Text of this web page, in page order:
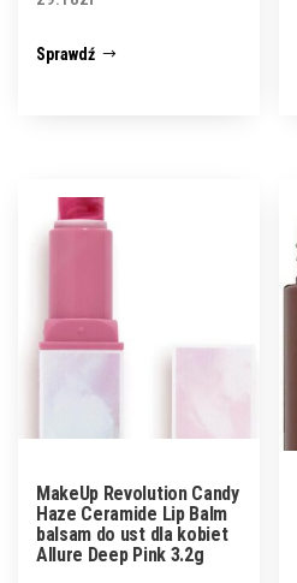
Sprawdź
MakeUp Revolution Candy
Haze Ceramide Lip Balm
balsam do ust dla kobiet
Allure Deep Pink 3.2g